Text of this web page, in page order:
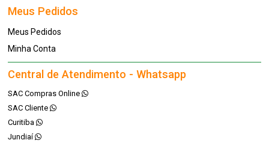
Meus Pedidos
Meus Pedidos
Minha Conta
Central de Atendimento - Whatsapp
SAC Compras Online
SAC Cliente
Curitiba
Jundiaí